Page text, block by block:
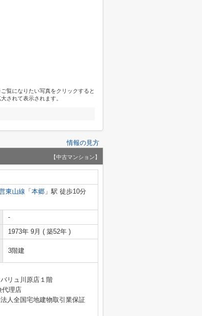
覧になりたい写真をクリックすると
されて表示されます。
情報の見方
【中古マンション】
東山線 「 本郷 」駅 徒歩10分
-
1973年 9月 ( 築52年 )
3階建
リュ川原店１階
代理店
人全国宅地建物取引業保証